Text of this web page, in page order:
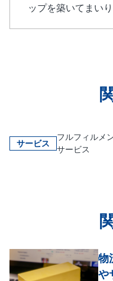
ップを築いてまいり
サービス
フルフィルメ
サービス
物
や